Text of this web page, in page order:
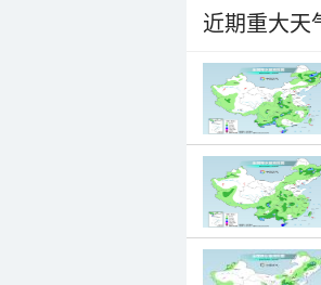
近期重大天